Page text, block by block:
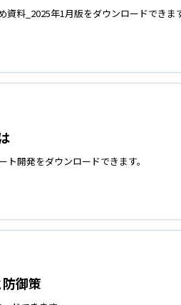
料_2025年1月版をダウンロードできます
開発をダウンロードできます。
御策